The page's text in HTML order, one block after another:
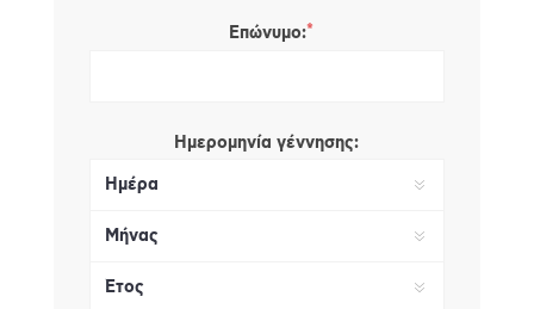
Επώνυμο:*
Ημερομηνία γέννησης: